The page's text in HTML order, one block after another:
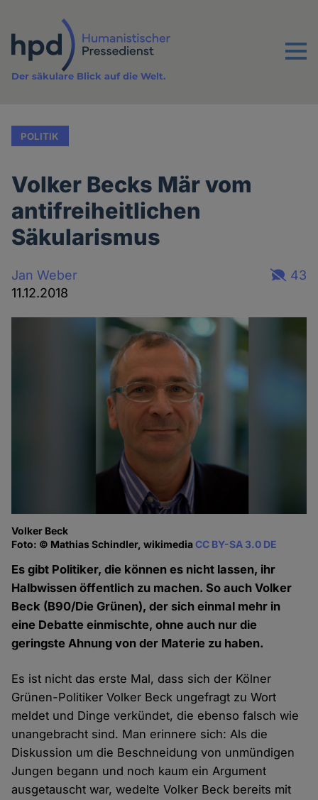
Inhalt
Menu
Der säkulare Blick auf die Welt.
POLITIK
Volker Becks Mär vom
antifreiheitlichen
Säkularismus
Jan Weber
11.12.2018
43
Volker Beck
Foto: © Mathias Schindler, wikimediaCC BY-SA 3.0 DE
Es gibt Politiker, die können es nicht lassen, ihr
Halbwissen öffentlich zu machen. So auch Volker
Beck (B90/Die Grünen), der sich einmal mehr in
eine Debatte einmischte, ohne auch nur die
geringste Ahnung von der Materie zu haben.
Es ist nicht das erste Mal, dass sich der Kölner
Grünen-Politiker Volker Beck ungefragt zu Wort
meldet und Dinge verkündet, die ebenso falsch wie
unangebracht sind. Man erinnere sich: Als die
Diskussion um die Beschneidung von unmündigen
Jungen begann und noch kaum ein Argument
ausgetauscht war, wedelte Volker Beck bereits mit